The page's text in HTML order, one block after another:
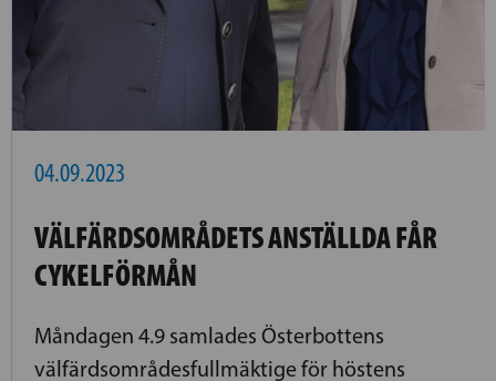
04.09.2023
VÄLFÄRDSOMRÅDETS ANSTÄLLDA FÅR
CYKELFÖRMÅN
Måndagen 4.9 samlades Österbottens
välfärdsområdesfullmäktige för höstens